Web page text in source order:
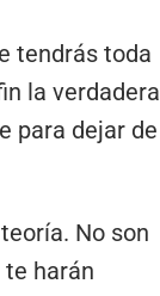
tendrás toda
la verdadera
para dejar de
No son
harán